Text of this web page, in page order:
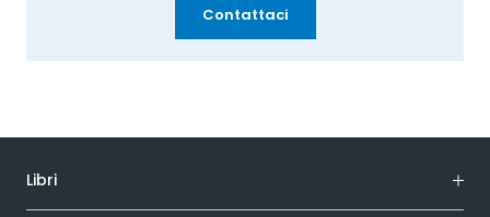
Contattaci
Libri